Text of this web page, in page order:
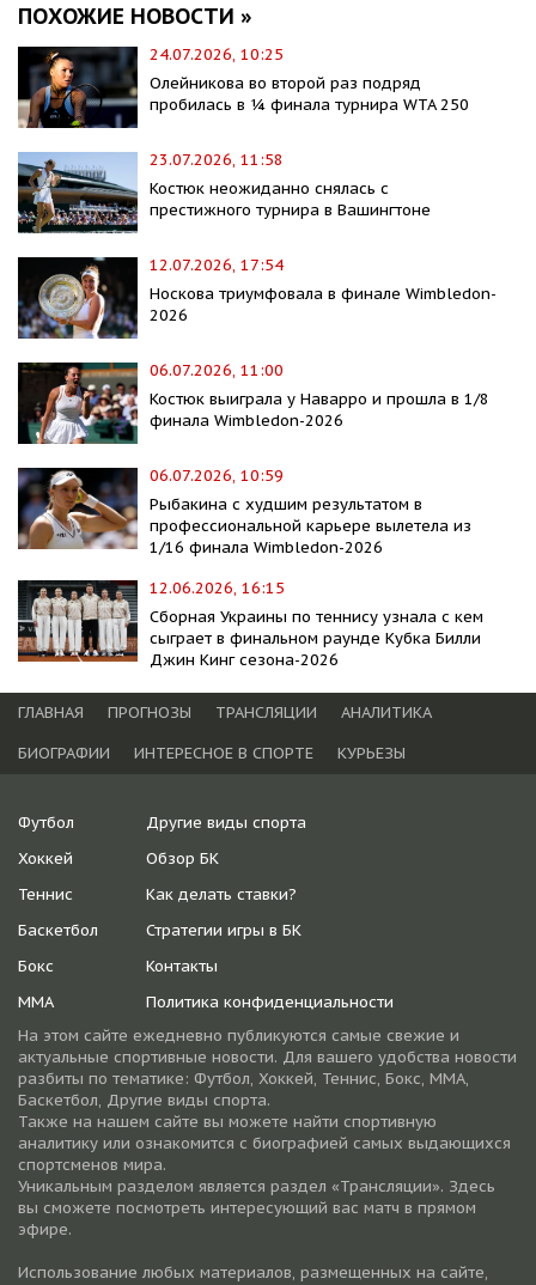
ПОХОЖИЕ НОВОСТИ »
24.07.2026, 10:25
Олейникова во второй раз подряд
пробилась в ¼ финала турнира WTA 250
23.07.2026, 11:58
Костюк неожиданно снялась с
престижного турнира в Вашингтоне
12.07.2026, 17:54
Носкова триумфовала в финале Wimbledon-
2026
06.07.2026, 11:00
Костюк выиграла у Наварро и прошла в 1/8
финала Wimbledon-2026
06.07.2026, 10:59
Рыбакина с худшим результатом в
профессиональной карьере вылетела из
1/16 финала Wimbledon-2026
12.06.2026, 16:15
Сборная Украины по теннису узнала с кем
сыграет в финальном раунде Кубка Билли
Джин Кинг сезона-2026
ГЛАВНАЯ ПРОГНОЗЫ ТРАНСЛЯЦИИ
АНАЛИТИКА
БИОГРАФИИ
ИНТЕРЕСНОЕ В СПОРТЕ КУРЬЕЗЫ
Футбол
Хоккей
Теннис
Баскетбол
Бокс
ММА
Другие виды спорта
Обзор БК
Как делать ставки?
Стратегии игры в БК
Контакты
Политика конфиденциальности
На этом сайте ежедневно публикуются самые свежие и
актуальные спортивные новости. Для вашего удобства новости
разбиты по тематике: Футбол, Хоккей, Теннис, Бокс, ММА,
Баскетбол, Другие виды спорта.
Также на нашем сайте вы можете найти спортивную
аналитику или ознакомится с биографией самых выдающихся
спортсменов мира.
Уникальным разделом является раздел «Трансляции». Здесь
вы сможете посмотреть интересующий вас матч в прямом
эфире.
Использование любых материалов, размещенных на сайте,